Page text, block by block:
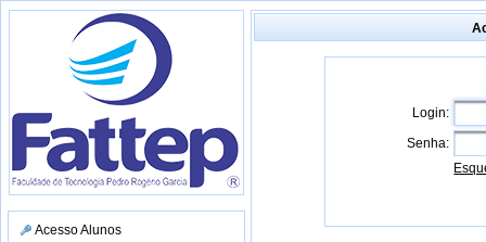
Acesso Alunos
Login:
Senha: